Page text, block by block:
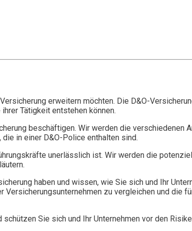
erweitern möchten. Die D&O-
Tätigkeit entstehen können.
beschäftigen. Wir werden die verschiedenen
in einer D&O-Police enthalten sind.
unerlässlich ist. Wir werden die
haben und wissen, wie Sie sich und Ihr
zu vergleichen und die
Sie sich und Ihr Unternehmen vor den